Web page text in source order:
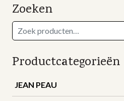
Zoeken
Zoeken
naar:
Productcategorieën
JEAN PEAU